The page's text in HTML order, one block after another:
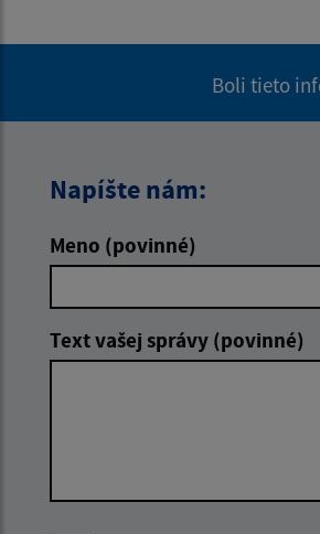
Boli tieto
Napíšte nám:
Meno (povinné)
Text vašej správy (povinné)